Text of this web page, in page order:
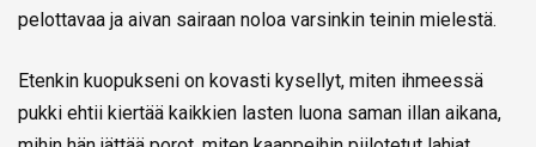
pelottavaa ja aivan sairaan noloa varsinkin teinin mielestä.
Etenkin kuopukseni on kovasti kysellyt, miten ihmeessä
pukki ehtii kiertää kaikkien lasten luona saman illan aikana,